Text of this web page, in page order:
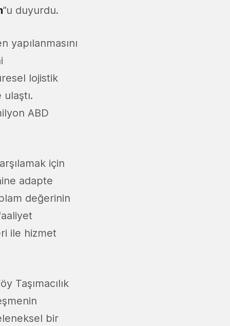
”u duyurdu.
yapılanmasını
lojistik
ABD
için
adapte
değerinin
ile hizmet
Taşımacılık
bir